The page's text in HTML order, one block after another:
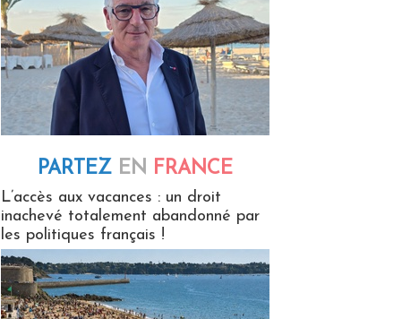
PARTEZ EN FRANCE
L’accès aux vacances : un droit
inachevé totalement abandonné par
les politiques français !